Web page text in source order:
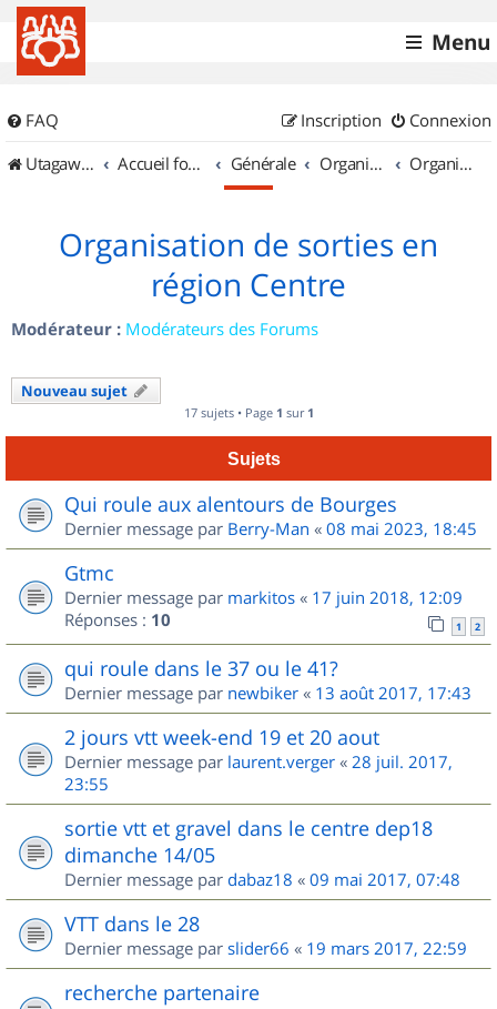
Menu
FAQ Connexion
Inscription
UtagawaVTT (Randos VTT et VTTAE avec traces GPS)
Accueil forum Générale Organisation de sorties & Recherche de partenaires Organisation de sorties en région Centre
Organisation de sorties en
région Centre
Modérateur : Modérateurs des Forums
Nouveau sujet
17 sujets • Page 1 sur 1
Sujets
Qui roule aux alentours de Bourges
Dernier message par Berry-Man « 08 mai 2023, 18:45
Gtmc
Dernier message par markitos « 17 juin 2018, 12:09
Réponses : 10 1 2
qui roule dans le 37 ou le 41?
Dernier message par newbiker « 13 août 2017, 17:43
2 jours vtt week-end 19 et 20 aout
Dernier message par laurent.verger « 28 juil. 2017,
23:55
sortie vtt et gravel dans le centre dep18
dimanche 14/05
Dernier message par dabaz18 « 09 mai 2017, 07:48
VTT dans le 28
Dernier message par slider66 « 19 mars 2017, 22:59
recherche partenaire